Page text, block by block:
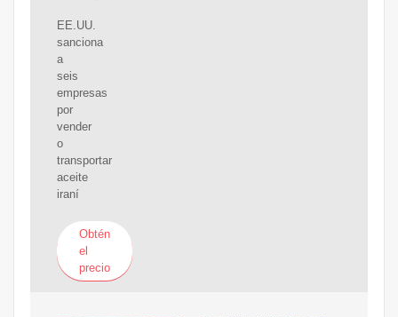
EE.UU.
sanciona
a
seis
empresas
por
vender
o
transportar
aceite
iraní
Obtén
el
precio